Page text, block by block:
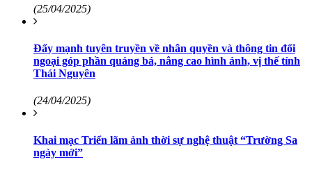
(25/04/2025)
Đẩy mạnh tuyên truyền về nhân quyền và thông tin đối
ngoại góp phần quảng bá, nâng cao hình ảnh, vị thế tỉnh
Thái Nguyên
(24/04/2025)
Khai mạc Triển lãm ảnh thời sự nghệ thuật “Trường Sa
ngày mới”